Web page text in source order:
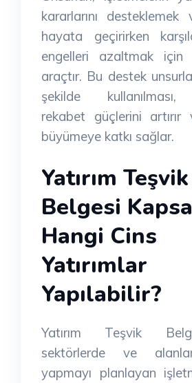
kararlarını desteklemek
hayata geçirirken
engelleri azaltmak için
araçtır. Bu destek
şekilde kullanılması,
rekabet güçlerini artırır
büyümeye katkı sağlar.
Yatırım Teşvik
Belgesi
Hangi Cins
Yatırımlar
Yapılabilir?
Yatırım Teşvik
sektörlerde ve
yapmayı planlayan